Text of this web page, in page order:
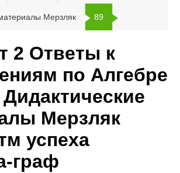
Мерзляк 89
2 Ответы к
по Алгебре
Мерзляк
успеха
граф